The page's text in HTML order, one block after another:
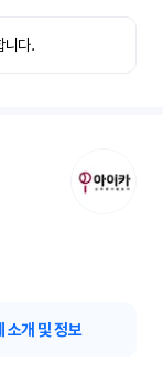
니다.
소개 및 정보